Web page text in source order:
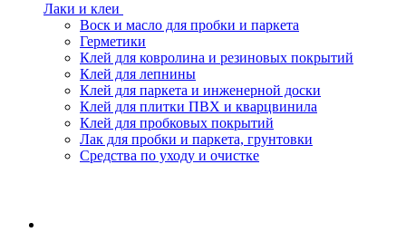
Лаки и клеи
Воск и масло для пробки и паркета
Герметики
Клей для ковролина и резиновых покрытий
Клей для лепнины
Клей для паркета и инженерной доски
Клей для плитки ПВХ и кварцвинила
Клей для пробковых покрытий
Лак для пробки и паркета, грунтовки
Средства по уходу и очистке